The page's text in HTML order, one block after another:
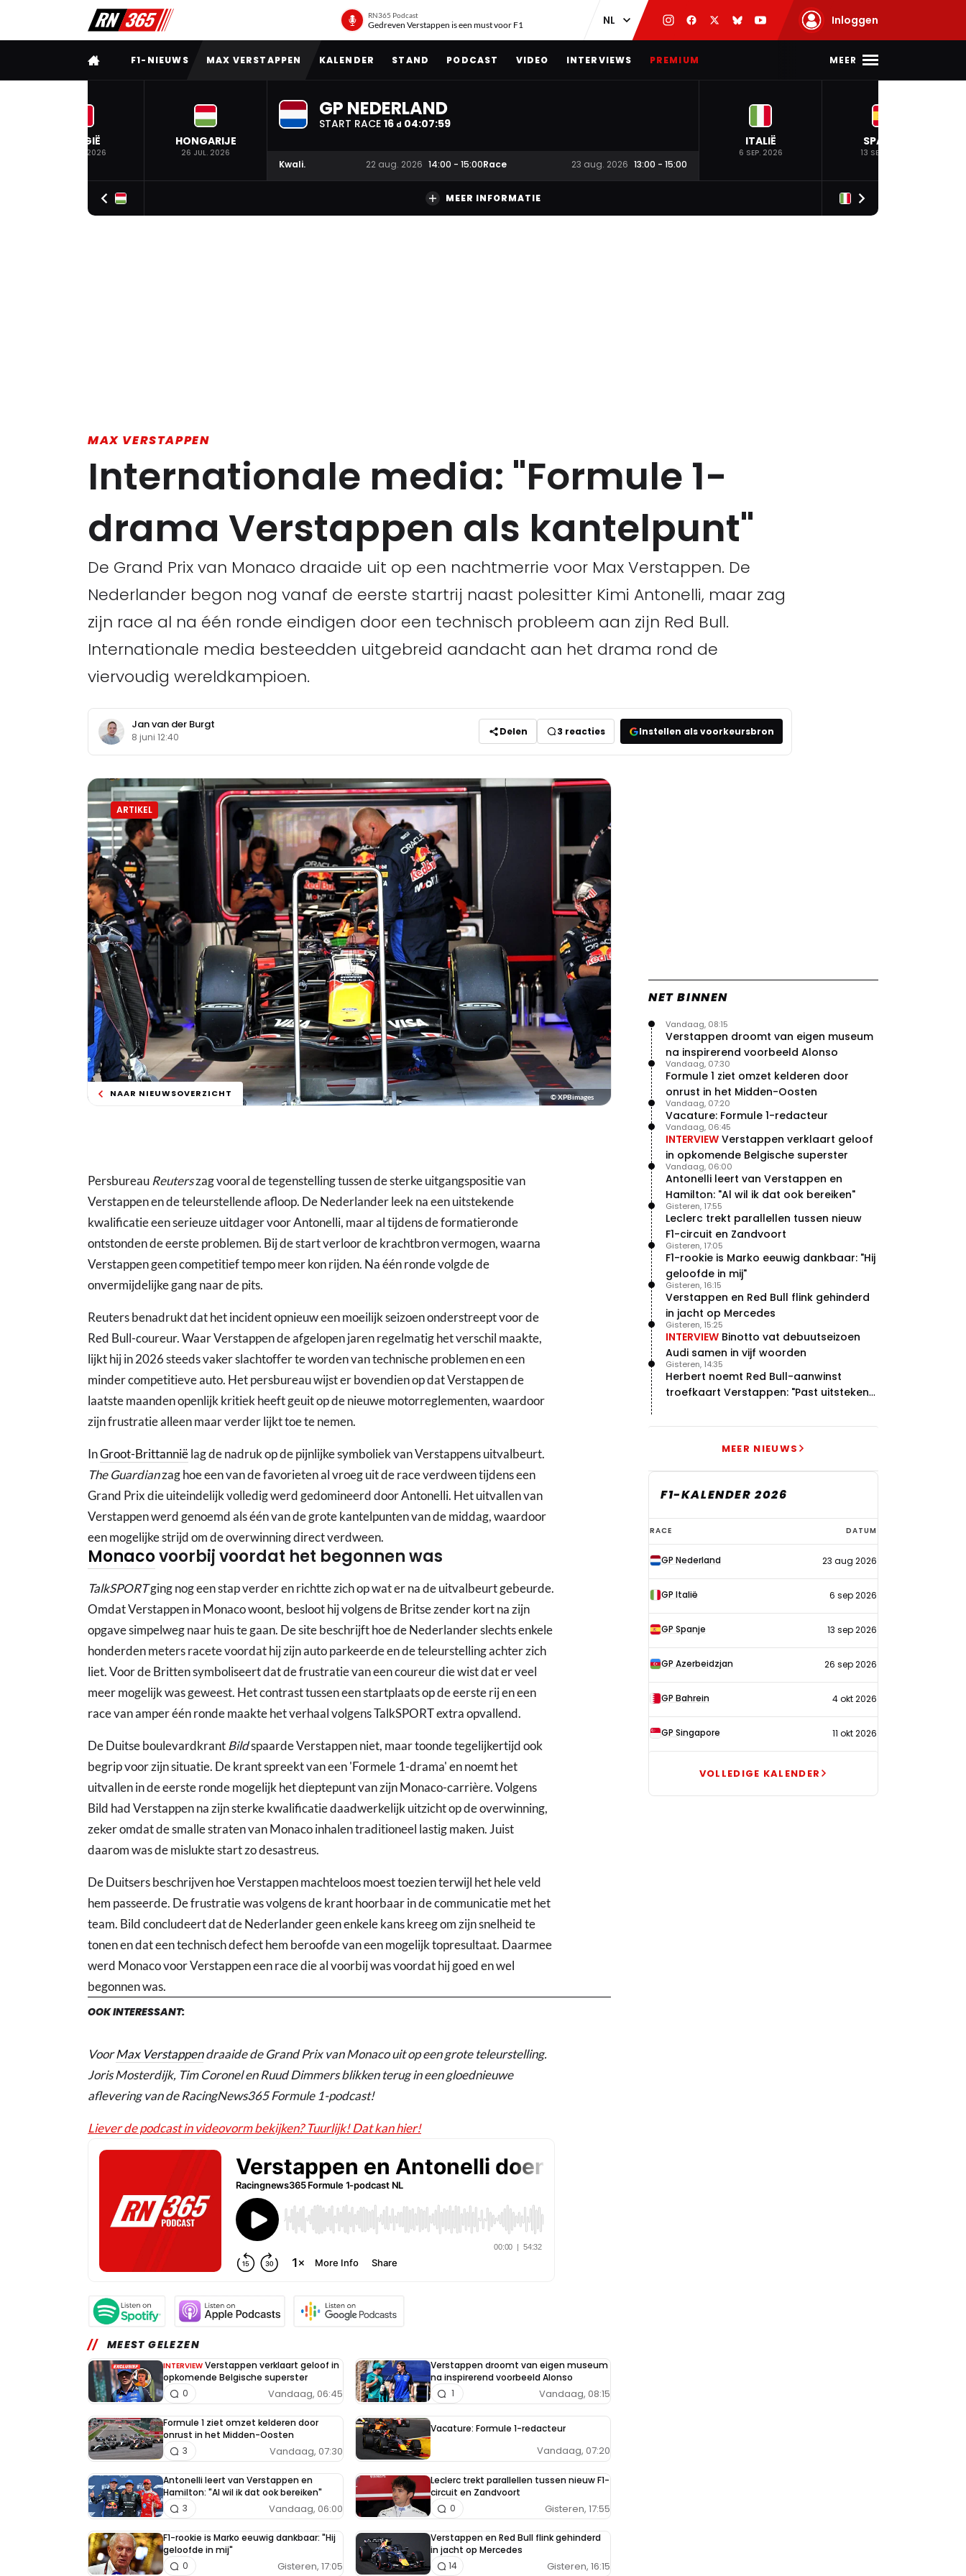
RN365 Podcast
Gedreven Verstappen is een must voor F1 Inloggen
VOLLEDIG MENU
F1-NIEUWS MAX VERSTAPPEN KALENDER STAND PODCAST VIDEO INTERVIEWS PREMIUM MEER
BELGIË
19 JUL. 2026
HONGARIJE
26 JUL. 2026
GP NEDERLAND
START RACE 16 d 04:07:58
Kwali. 22 aug. 2026 14:00 - 15:00Race 23 aug. 2026 13:00 - 15:00
ITALIË
6 SEP. 2026
SPANJE
13 SEP. 2026
MEER INFORMATIE
MAX VERSTAPPEN
Internationale media: "Formule 1-
drama Verstappen als kantelpunt"
De Grand Prix van Monaco draaide uit op een nachtmerrie voor Max Verstappen. De
Nederlander begon nog vanaf de eerste startrij naast polesitter Kimi Antonelli, maar zag
zijn race al na één ronde eindigen door een technisch probleem aan zijn Red Bull.
Internationale media besteedden uitgebreid aandacht aan het drama rond de
viervoudig wereldkampioen.
Jan van der Burgt
8 juni 12:40 Delen 3 reacties Instellen als voorkeursbron
ARTIKEL
NAAR NIEUWSOVERZICHT © XPBimages
PersbureauReuterszag vooral de tegenstelling tussen de sterke uitgangspositie van
Verstappen en de teleurstellende afloop. De Nederlander leek na een uitstekende
kwalificatie een serieuze uitdager voor Antonelli, maar al tijdens de formatieronde
ontstonden de eerste problemen. Bij de start verloor de krachtbron vermogen, waarna
Verstappen geen competitief tempo meer kon rijden. Na één ronde volgde de
onvermijdelijke gang naar de pits.
Reuters benadrukt dat het incident opnieuw een moeilijk seizoen onderstreept voor de
Red Bull-coureur. Waar Verstappen de afgelopen jaren regelmatig het verschil maakte,
lijkt hij in 2026 steeds vaker slachtoffer te worden van technische problemen en een
minder competitieve auto. Het persbureau wijst er bovendien op dat Verstappen de
laatste maanden openlijk kritiek heeft geuit op de nieuwe motorreglementen, waardoor
zijn frustratie alleen maar verder lijkt toe te nemen.
InGroot-Brittanniëlag de nadruk op de pijnlijke symboliek van Verstappens uitvalbeurt.
The Guardianzag hoe een van de favorieten al vroeg uit de race verdween tijdens een
Grand Prix die uiteindelijk volledig werd gedomineerd door Antonelli. Het uitvallen van
Verstappen werd genoemd als één van de grote kantelpunten van de middag, waardoor
een mogelijke strijd om de overwinning direct verdween.
Monacovoorbij voordat het begonnen was
TalkSPORTging nog een stap verder en richtte zich op wat er na de uitvalbeurt gebeurde.
Omdat Verstappen in Monaco woont, besloot hij volgens de Britse zender kort na zijn
opgave simpelweg naar huis te gaan. De site beschrijft hoe de Nederlander slechts enkele
honderden meters racete voordat hij zijn auto parkeerde en de teleurstelling achter zich
liet. Voor de Britten symboliseert dat de frustratie van een coureur die wist dat er veel
meer mogelijk was geweest. Het contrast tussen een startplaats op de eerste rij en een
race van amper één ronde maakte het verhaal volgens TalkSPORT extra opvallend.
De Duitse boulevardkrantBildspaarde Verstappen niet, maar toonde tegelijkertijd ook
begrip voor zijn situatie. De krant spreekt van een 'Formele 1-drama' en noemt het
uitvallen in de eerste ronde mogelijk het dieptepunt van zijn Monaco-carrière. Volgens
Bild had Verstappen na zijn sterke kwalificatie daadwerkelijk uitzicht op de overwinning,
zeker omdat de smalle straten van Monaco inhalen traditioneel lastig maken. Juist
daarom was de mislukte start zo desastreus.
De Duitsers beschrijven hoe Verstappen machteloos moest toezien terwijl het hele veld
hem passeerde. De frustratie was volgens de krant hoorbaar in de communicatie met het
team. Bild concludeert dat de Nederlander geen enkele kans kreeg om zijn snelheid te
tonen en dat een technisch defect hem beroofde van een mogelijk topresultaat. Daarmee
werd Monaco voor Verstappen een race die al voorbij was voordat hij goed en wel
begonnen was.
OOK INTERESSANT:
VoorMax Verstappendraaide de Grand Prix van Monaco uit op een grote teleurstelling.
Joris Mosterdijk, Tim Coronel en Ruud Dimmers blikken terug in een gloednieuwe
aflevering van de RacingNews365 Formule 1-podcast!
Liever de podcast in videovorm bekijken? Tuurlijk! Dat kan hier!
MEEST GELEZEN
INTERVIEW Verstappen verklaart geloof in
opkomende Belgische superster
Vandaag, 06:45
0
Verstappen droomt van eigen museum
na inspirerend voorbeeld Alonso
Vandaag, 08:15
1
Formule 1 ziet omzet kelderen door
onrust in het Midden-Oosten
Vandaag, 07:30
3
Vacature: Formule 1-redacteur
Vandaag, 07:20
Antonelli leert van Verstappen en
Hamilton: "Al wil ik dat ook bereiken"
Vandaag, 06:00
3
Leclerc trekt parallellen tussen nieuw F1-
circuit en Zandvoort
Gisteren, 17:55
0
F1-rookie is Marko eeuwig dankbaar: "Hij
geloofde in mij"
Gisteren, 17:05
0
Verstappen en Red Bull flink gehinderd
in jacht op Mercedes
Gisteren, 16:15
14
NET BINNEN
Verstappen droomt van eigen museum
na inspirerend voorbeeld Alonso
Vandaag, 08:15
Formule 1 ziet omzet kelderen door
onrust in het Midden-Oosten
Vandaag, 07:30
Vacature: Formule 1-redacteur
Vandaag, 07:20
INTERVIEW Verstappen verklaart geloof
in opkomende Belgische superster
Vandaag, 06:45
Antonelli leert van Verstappen en
Hamilton: "Al wil ik dat ook bereiken"
Vandaag, 06:00
Leclerc trekt parallellen tussen nieuw
F1-circuit en Zandvoort
Gisteren, 17:55
F1-rookie is Marko eeuwig dankbaar: "Hij
geloofde in mij"
Gisteren, 17:05
Verstappen en Red Bull flink gehinderd
in jacht op Mercedes
Gisteren, 16:15
INTERVIEW Binotto vat debuutseizoen
Audi samen in vijf woorden
Gisteren, 15:25
Herbert noemt Red Bull-aanwinst
troefkaart Verstappen: "Past uitstekend
Gisteren, 14:35
MEER NIEUWS
F1-KALENDER 2026
F1-
kalender
2026
RACE DATUM
GP Nederland 23 aug 2026
GP Italië 6 sep 2026
GP Spanje 13 sep 2026
GP Azerbeidzjan 26 sep 2026
GP Bahrein 4 okt 2026
GP Singapore 11 okt 2026
VOLLEDIGE KALENDER